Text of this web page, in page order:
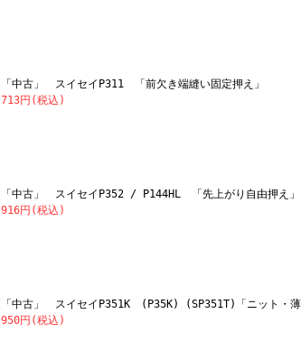
「中古」 スイセイP311 「前欠き端縫い固定押え」
713円(税込)
「中古」 スイセイP352 / P144HL 「先上がり自由押え」
916円(税込)
「中古」 スイセイP351K (P35K) (SP351T)「ニット・薄
950円(税込)